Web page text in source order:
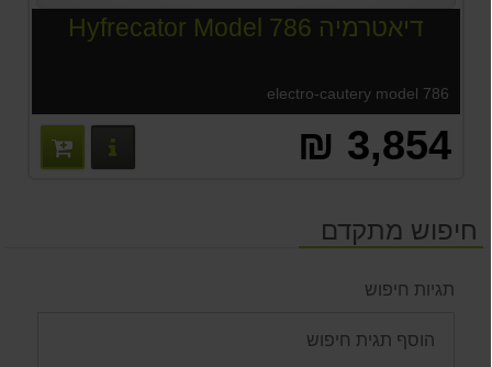
דיאטרמיה Hyfrecator Model 786
electro-cautery model 786
3,854 ₪ פרטים
חיפוש מתקדם
תגיות חיפוש